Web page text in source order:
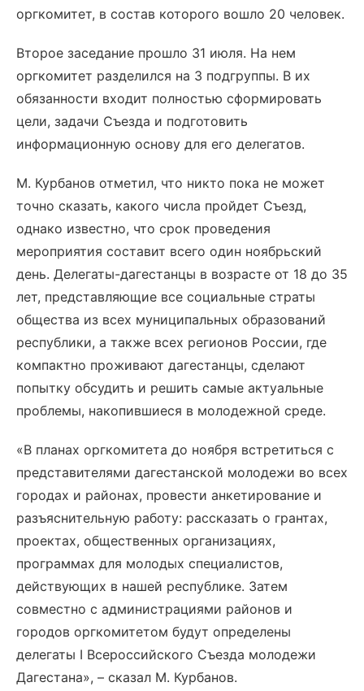
оргкомитет, в состав которого вошло 20 человек.
Второе заседание прошло 31 июля. На нем
оргкомитет разделился на 3 подгруппы. В их
обязанности входит полностью сформировать
цели, задачи Съезда и подготовить
информационную основу для его делегатов.
М. Курбанов отметил, что никто пока не может
точно сказать, какого числа пройдет Съезд,
однако известно, что срок проведения
мероприятия составит всего один ноябрьский
день. Делегаты-дагестанцы в возрасте от 18 до 35
лет, представляющие все социальные страты
общества из всех муниципальных образований
республики, а также всех регионов России, где
компактно проживают дагестанцы, сделают
попытку обсудить и решить самые актуальные
проблемы, накопившиеся в молодежной среде.
«В планах оргкомитета до ноября встретиться с
представителями дагестанской молодежи во всех
городах и районах, провести анкетирование и
разъяснительную работу: рассказать о грантах,
проектах, общественных организациях,
программах для молодых специалистов,
действующих в нашей республике. Затем
совместно с администрациями районов и
городов оргкомитетом будут определены
делегаты I Всероссийского Съезда молодежи
Дагестана», – сказал М. Курбанов.